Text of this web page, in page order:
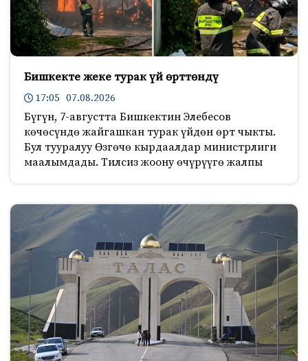
Бишкекте жеке турак үй өрттөндү
17:05 07.08.2026
Бүгүн, 7-августта Бишкектин Элебесов
көчөсүндө жайгашкан турак үйдөн өрт чыкты.
Бул тууралуу Өзгөчө кырдаалдар министрлиги
маалымдады. Тилсиз жоону өчүрүүгө жалпы